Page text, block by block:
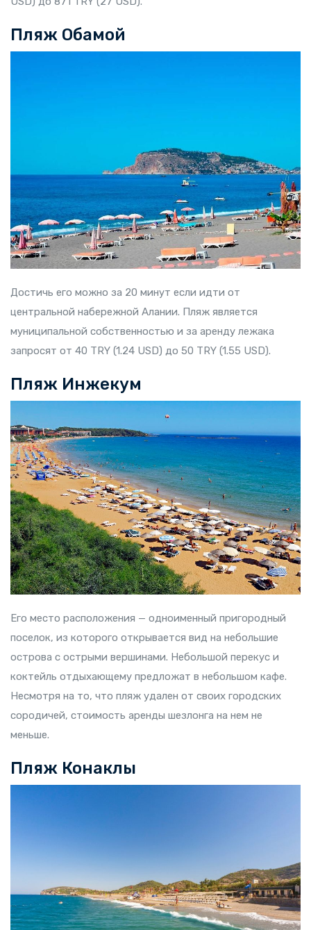
Пляж Обамой
Достичь его можно за 20 минут если идти от
центральной набережной Алании. Пляж является
муниципальной собственностью и за аренду лежака
запросят от 40 TRY (1.24 USD) до 50 TRY (1.55 USD).
Пляж Инжекум
Его место расположения — одноименный пригородный
поселок, из которого открывается вид на небольшие
острова с острыми вершинами. Небольшой перекус и
коктейль отдыхающему предложат в небольшом кафе.
Несмотря на то, что пляж удален от своих городских
сородичей, стоимость аренды шезлонга на нем не
меньше.
Пляж Конаклы